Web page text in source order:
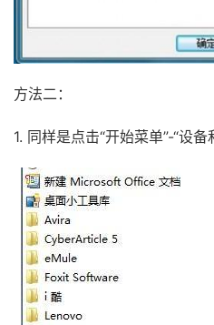
方法二：
1. 同样是点击“开始菜单”-“设